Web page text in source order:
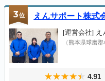
3位 えんサポート株式
[運営会社] え
（熊本県球磨
4.91